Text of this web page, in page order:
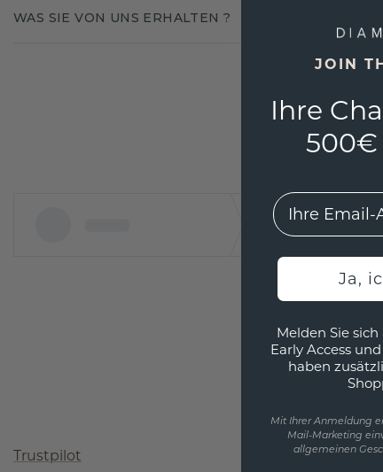
WAS SIE VON UNS ERHALTEN ?
Trustpilot
JOIN
Ihre
500€
EMail
Ja,
Melden Sie
Early Access
haben
Mit Ihrer Anmeldung
Mail-Marketing
allgemeinen